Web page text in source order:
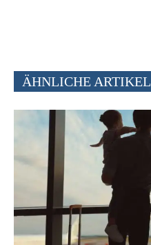
ÄHNLICHE ARTIKEL